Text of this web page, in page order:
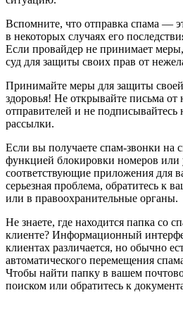
Вспомните, что отправка спама —
в некоторых случаях его
Если провайдер не принимает
суд для защиты своих прав от
Принимайте меры для защиты
здоровья! Не открывайте письма от
отправителей и не подписывайтесь
рассылки.
Если вы получаете спам-звонки на
функцией блокировки номеров или
соответствующие приложения для
серьезная проблема, обратитесь к
или в правоохранительные органы.
Не знаете, где находится папка со
клиенте? Информационный
клиентах различается, но обычно
автоматического перемещения
Чтобы найти папку в вашем
поиском или обратитесь к